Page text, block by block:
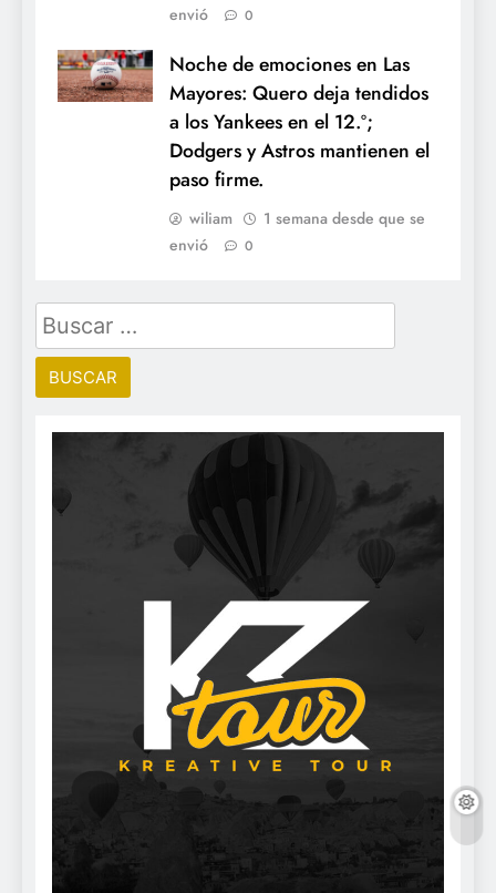
envió
0
Noche de emociones en Las
Mayores: Quero deja tendidos
a los Yankees en el 12.º;
Dodgers y Astros mantienen el
paso firme.
wiliam
1 semana desde que se
envió
0
Buscar: